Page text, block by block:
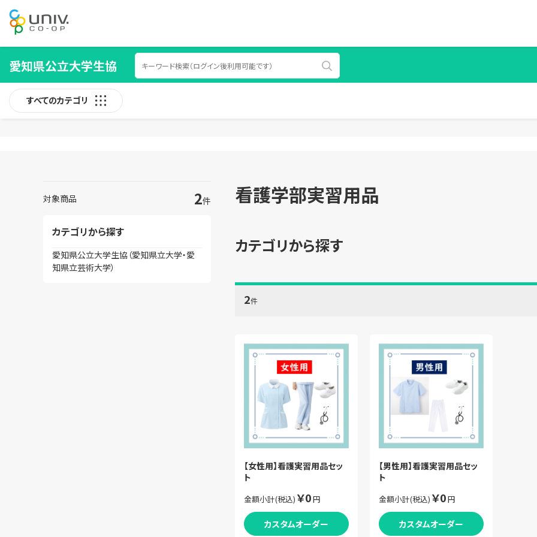
愛知県公立大学生協
すべてのカテゴリ
対象商品 2件
カテゴリから探す
愛知県公立大学生協（愛知県立大学・愛
知県立芸術大学）
看護学部実習用品
カテゴリから探す
2件
【女性用】看護実習用品セッ
ト
金額小計(税込) ￥0円
カスタムオーダー
【男性用】看護実習用品セッ
ト
金額小計(税込) ￥0円
カスタムオーダー